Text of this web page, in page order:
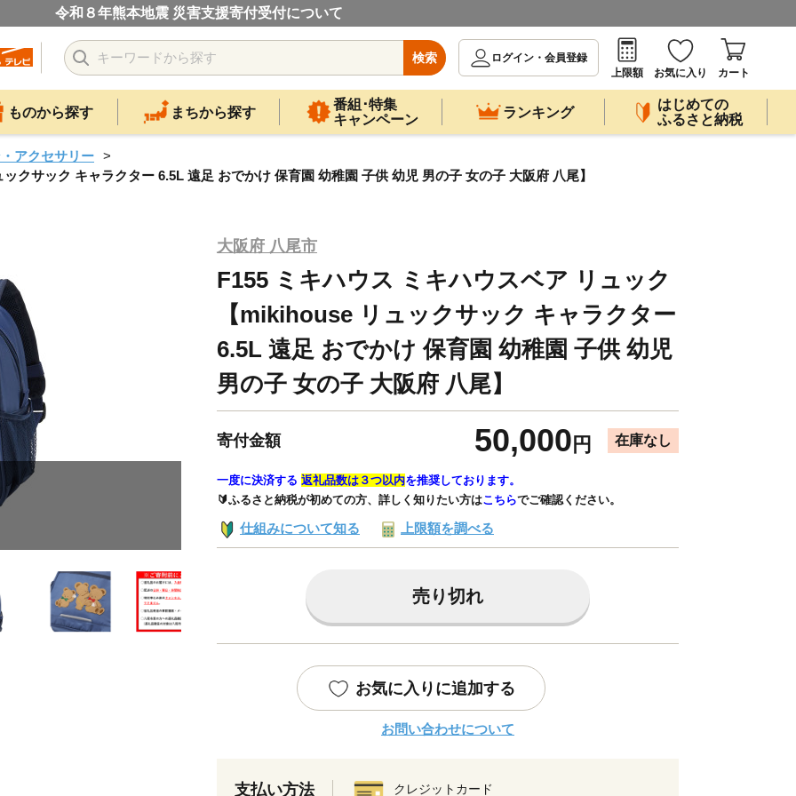
令和８年熊本地震 災害支援寄付受付について
検索
ログイン・会員登録
上限額
お気に入り カート
ものから探す まちから探す
番組･特集
キャンペーン
ランキング
はじめての
ふるさと納税
アクセサリー
クサック キャラクター 6.5L 遠足 おでかけ 保育園 幼稚園 子供 幼児 男の子 女の子 大阪府 八尾】
大阪府 八尾市
F155 ミキハウス ミキハウスベア リュック
【mikihouse リュックサック キャラクター
6.5L 遠足 おでかけ 保育園 幼稚園 子供 幼児
男の子 女の子 大阪府 八尾】
寄付金額 50,000 円 在庫なし
一度に決済する 返礼品数は３つ以内を推奨しております。
🔰ふるさと納税が初めての方、詳しく知りたい方はこちらでご確認ください。
仕組みについて知る 上限額を調べる
売り切れ
お気に入りに追加する
お問い合わせについて
支払い方法 クレジットカード